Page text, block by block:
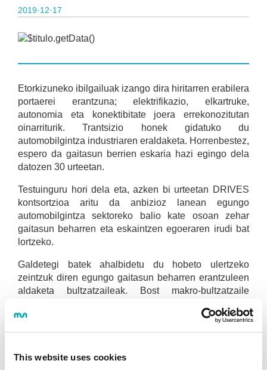
This website uses cookies
2019·12·17
Etorkizuneko ibilgailuak izango dira hiritarren erabilera
portaerei erantzuna; elektrifikazio, elkartruke,
autonomia eta konektibitate joera errekonozitutan
oinarriturik. Trantsizio honek gidatuko du
automobilgintza industriaren eraldaketa. Horrenbestez,
espero da gaitasun berrien eskaria hazi egingo dela
datozen 30 urteetan.
Testuinguru hori dela eta, azken bi urteetan DRIVES
kontsortzioa aritu da anbizioz lanean egungo
automobilgintza sektoreko balio kate osoan zehar
gaitasun beharren eta eskaintzen egoeraren irudi bat
lortzeko.
Galdetegi batek ahalbidetu du hobeto ulertzeko
zeintzuk diren egungo gaitasun beharren erantzuleen
aldaketa bultzatzaileak. Bost makro-bultzatzaile
Kotxea erabiltzeko eran aldaketa (4 aldaketa
Klima-aldaketa, ingurumena eta beroa (4